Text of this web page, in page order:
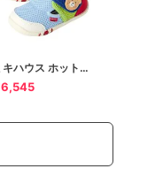
ミキハウス ホットビスケッツ
6,545